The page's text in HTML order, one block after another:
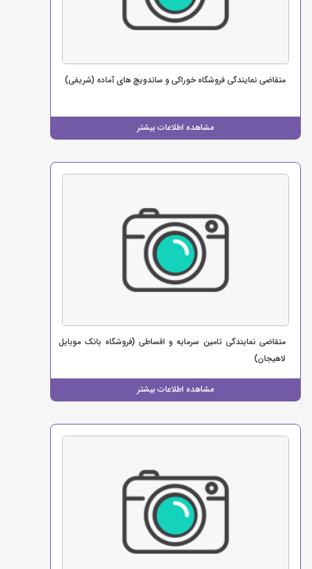
مشاهده اطلاعات بیشتر
متقاضی نمایندگی فروشگاه خوراکی و ساندویچ های آماده (شریفی)
مشاهده اطلاعات بیشتر
متقاضی نمایندگی تامین سرمایه و اقساطی (فروشگاه بانک موبایل
لاهیجان)